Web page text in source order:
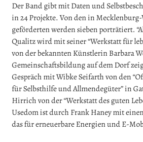
Der Band gibt mit Daten und
in 24 Projekte. Von den in
geförderten werden sieben porträtiert.
Qualitz wird mit seiner “Werkstatt für
von der bekannten Künstlerin Barbara
Gemeinschaftsbildung auf dem Dorf
Gespräch mit Wibke Seifarth von den
für Selbsthilfe und Allmendegüter” in
Hirrich von der “Werkstatt des guten
Usedom ist durch Frank Haney mit
das für erneuerbare Energien und E-